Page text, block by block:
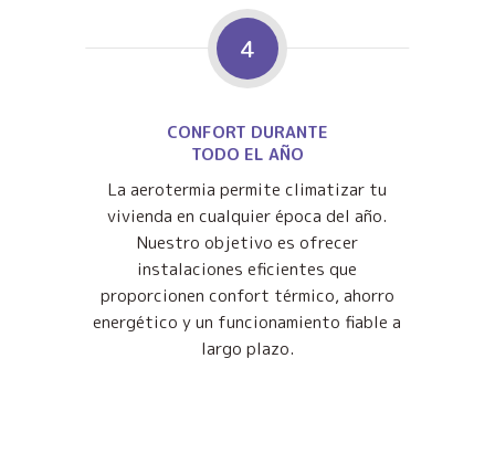
4
CONFORT DURANTE
TODO EL AÑO
La aerotermia permite climatizar tu
vivienda en cualquier época del año.
Nuestro objetivo es ofrecer
instalaciones eficientes que
proporcionen confort térmico, ahorro
energético y un funcionamiento fiable a
largo plazo.